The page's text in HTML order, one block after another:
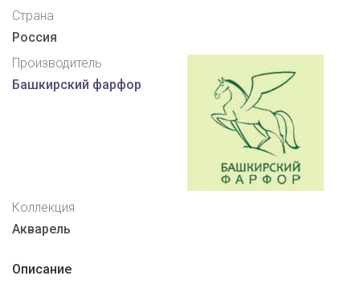
Страна
Россия
Производитель
Башкирский фарфор
Коллекция
Акварель
Описание